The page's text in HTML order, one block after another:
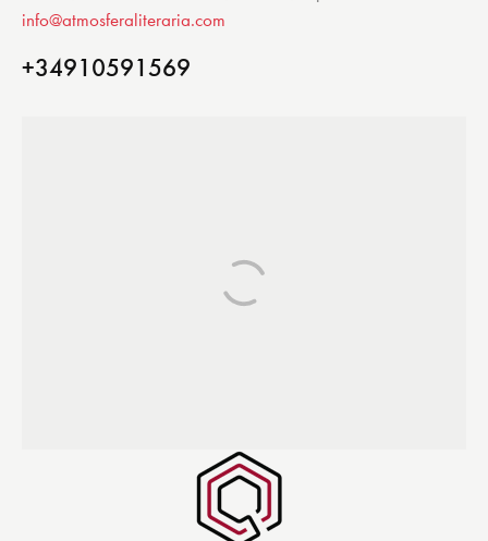
info@atmosferaliteraria.com
+34910591569